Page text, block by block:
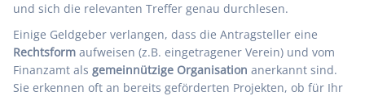
und sich die relevanten Treffer genau durchlesen.
Einige Geldgeber verlangen, dass die Antragsteller eine
Rechtsform aufweisen (z.B. eingetragener Verein) und vom
Finanzamt als gemeinnützige Organisation anerkannt sind.
Sie erkennen oft an bereits geförderten Projekten, ob für Ihr